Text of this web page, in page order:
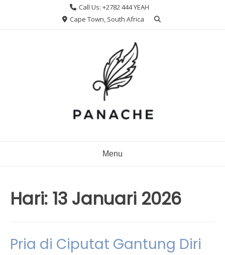
Call Us: +2782 444 YEAH
Cape Town, South Africa
Menu
Hari: 13 Januari 2026
Pria di Ciputat Gantung Diri